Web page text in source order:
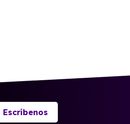
Escríbenos